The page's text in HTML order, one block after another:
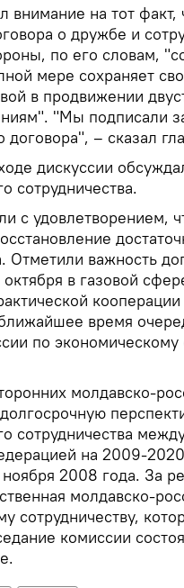
внимание на тот
о дружбе и
по его словам,
мере сохраняет
в продвижении
"Мы подписали
договора", – сказал
дискуссии
сотрудничества.
с удовлетворением,
Отметили важность
в газовой
время
по экономическому
молдавско-
сотрудничества
на 2009-
2008 года. За
молдавско-
сотрудничеству,
комиссии